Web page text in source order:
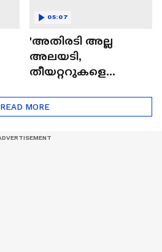
'അതിരടി അല്ല
അലയടി,
തീയറ്ററുകളെ
Athiradi Movie| Basil
Joseph| Tovino
05:07
READ MORE